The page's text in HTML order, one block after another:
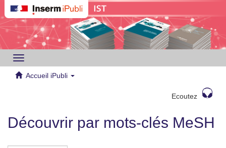
Toggle
navigation
Accueil iPubli
Ecoutez
Découvrir par mots-clés MeSH